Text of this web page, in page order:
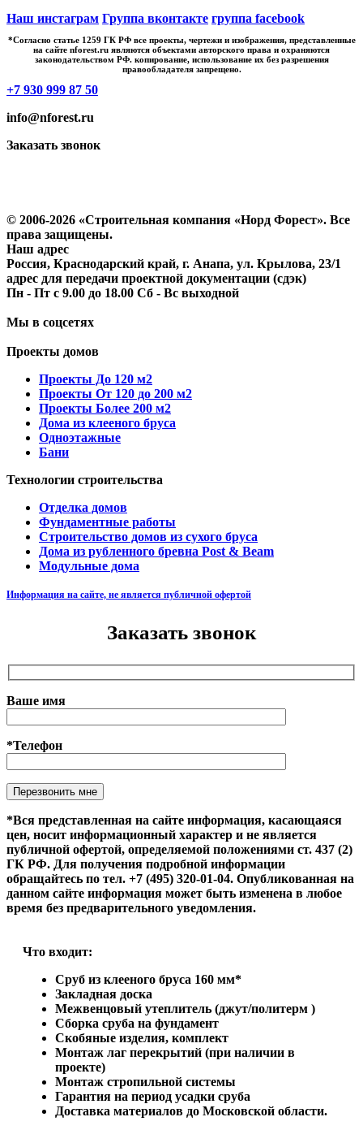
Наш инстаграм Группа вконтакте группа facebook
*Cогласно статье 1259 ГК РФ все проекты, чертежи и изображения, представленные
на сайте nforest.ru являются объектами авторского права и охраняются
законодательством РФ. копирование, использование их без разрешения
правообладателя запрещено.
+7 930 999 87 50
info@nforest.ru
Заказать звонок
© 2006-2026 «Строительная компания «Норд Форест». Все
права защищены.
Наш адрес
Россия, Краснодарский край, г. Анапа, ул. Крылова, 23/1
адрес для передачи проектной документации (сдэк)
Пн - Пт с 9.00 до 18.00 Сб - Вс выходной
Мы в соцсетях
Проекты домов
Проекты До 120 м2
Проекты От 120 до 200 м2
Проекты Более 200 м2
Дома из клееного бруса
Одноэтажные
Бани
Технологии строительства
Отделка домов
Фундаментные работы
Строительство домов из сухого бруса
Дома из рубленного бревна Post & Beam
Модульные дома
Информация на сайте, не является публичной офертой
Заказать звонок
Ваше имя
*Телефон
Оставьте это поле пустым.
*Вся представленная на сайте информация, касающаяся
цен, носит информационный характер и не является
публичной офертой, определяемой положениями ст. 437 (2)
ГК РФ. Для получения подробной информации
обращайтесь по тел. +7 (495) 320-01-04. Опубликованная на
данном сайте информация может быть изменена в любое
время без предварительного уведомления.
Что входит:
Сруб из клееного бруса 160 мм*
Закладная доска
Межвенцовый утеплитель (джут/политерм )
Сборка сруба на фундамент
Скобяные изделия, комплект
Монтаж лаг перекрытий (при наличии в
проекте)
Монтаж стропильной системы
Гарантия на период усадки сруба
Доставка материалов до Московской области.